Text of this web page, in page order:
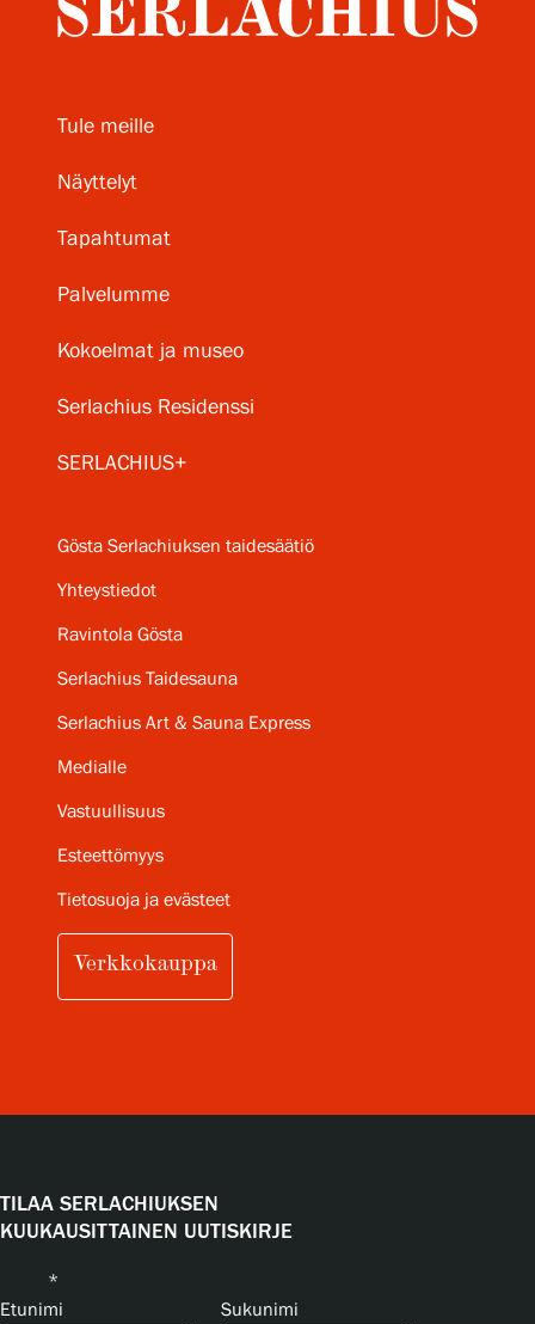
Tule meille
Näyttelyt
Tapahtumat
Palvelumme
Kokoelmat ja museo
Serlachius Residenssi
SERLACHIUS+
Gösta Serlachiuksen taidesäätiö
Yhteystiedot
Ravintola Gösta
Serlachius Taidesauna
Serlachius Art & Sauna Express
Medialle
Vastuullisuus
Esteettömyys
Tietosuoja ja evästeet
Verkkokauppa
TILAA SERLACHIUKSEN
KUUKAUSITTAINEN UUTISKIRJE
*
Etunimi
Sukunimi